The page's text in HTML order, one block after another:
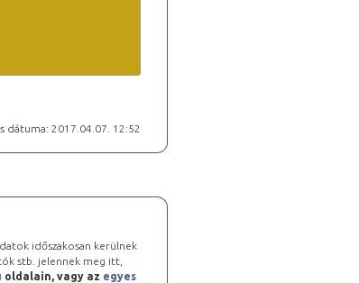
dátuma: 2017.04.07. 12:52
időszakosan kerülnek
stb. jelennek meg itt,
oldalain, vagy az egyes